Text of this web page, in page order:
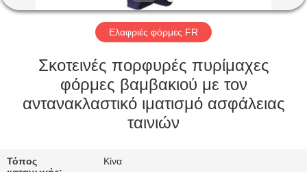
ΓΎΡΟΣ
ΕΡΓΟΣΤΑΣΊΩΝ
ΠΟΙΟΤΙΚΌΣ
ΈΛΕΓΧΟΣ
Ελαφριές φόρμες FR
Σκοτεινές πορφυρές πυρίμαχες
φόρμες βαμβακιού με τον
αντανακλαστικό ιματισμό ασφάλειας
ταινιών
Τόπος
Κίνα